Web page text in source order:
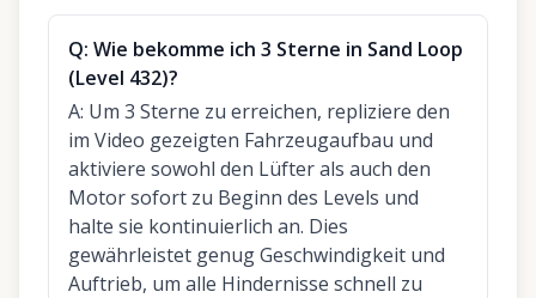
Q: Wie bekomme ich 3 Sterne in Sand Loop
(Level 432)?
A: Um 3 Sterne zu erreichen, repliziere den
im Video gezeigten Fahrzeugaufbau und
aktiviere sowohl den Lüfter als auch den
Motor sofort zu Beginn des Levels und
halte sie kontinuierlich an. Dies
gewährleistet genug Geschwindigkeit und
Auftrieb, um alle Hindernisse schnell zu